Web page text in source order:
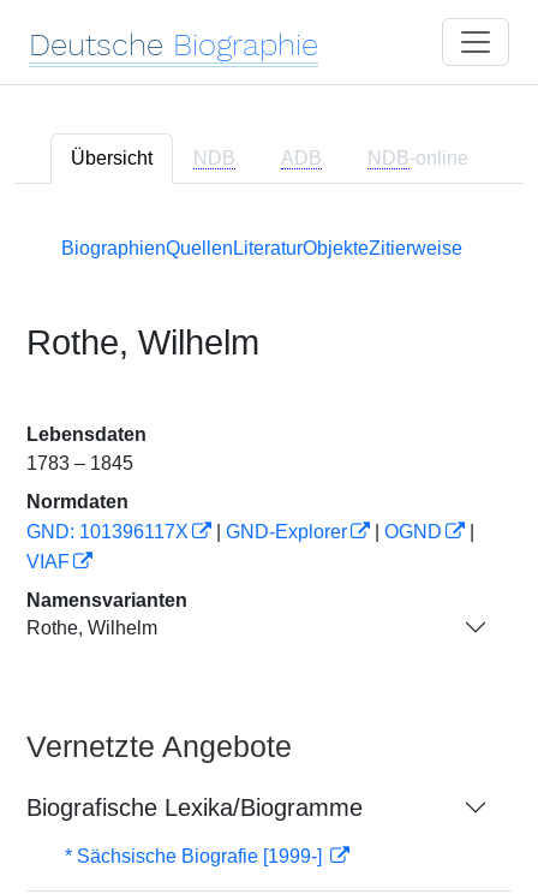
Deutsche Biographie
Übersicht NDB ADB NDB-online
BiographienQuellen LiteraturObjekteZitierweise
Rothe, Wilhelm
Lebensdaten
1783 – 1845
Normdaten
GND: 101396117X
GND-Explorer OGND
VIAF
Namensvarianten
Rothe, Wilhelm
Vernetzte Angebote
Biografische Lexika/Biogramme
* Sächsische Biografie [1999-]